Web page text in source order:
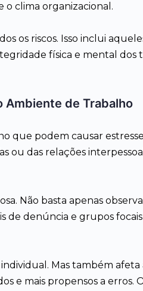
clima organizacional.
os riscos. Isso inclui
física e mental
Ambiente de Trabalho
que podem causar
das relações
Não basta apenas
de denúncia e grupos
Mas também
e mais propensos a erros.